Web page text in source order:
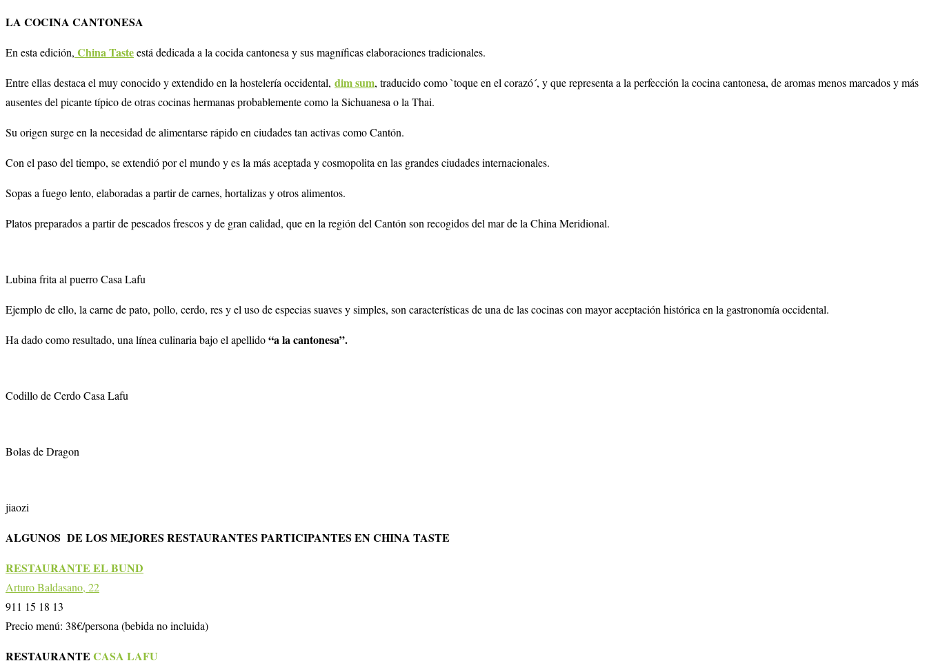
LA COCINA CANTONESA
En esta edición, China Tasteestá dedicada a la cocida cantonesa y sus magníficas elaboraciones tradicionales.
Entre ellas destaca el muy conocido y extendido en la hostelería occidental, dim sum, traducido como `toque en el corazó´, y que representa a la perfección la cocina cantonesa, de aromas menos marcados y más
ausentes del picante típico de otras cocinas hermanas probablemente como la Sichuanesa o la Thai.
Su origen surge en la necesidad de alimentarse rápido en ciudades tan activas como Cantón.
Con el paso del tiempo, se extendió por el mundo y es la más aceptada y cosmopolita en las grandes ciudades internacionales.
Sopas a fuego lento, elaboradas a partir de carnes, hortalizas y otros alimentos.
Platos preparados a partir de pescados frescos y de gran calidad, que en la región del Cantón son recogidos del mar de la China Meridional.
Lubina frita al puerro Casa Lafu
Ejemplo de ello, la carne de pato, pollo, cerdo, res y el uso de especias suaves y simples, son características de una de las cocinas con mayor aceptación histórica en la gastronomía occidental.
Ha dado como resultado, una línea culinaria bajo el apellido“a la cantonesa”.
Codillo de Cerdo Casa Lafu
Bolas de Dragon
jiaozi
ALGUNOS DE LOS MEJORES RESTAURANTES PARTICIPANTES EN CHINA TASTE
RESTAURANTE EL BUND
Arturo Baldasano, 22
911 15 18 13
Precio menú: 38€/persona (bebida no incluida)
RESTAURANTE CASA LAFU